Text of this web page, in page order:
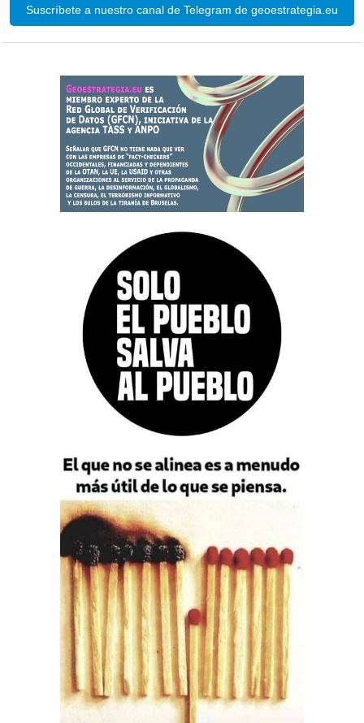
Suscríbete a nuestro canal de Telegram de geoestrategia.eu